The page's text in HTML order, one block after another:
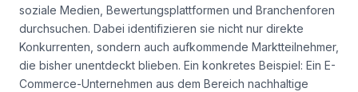
soziale Medien, Bewertungsplattformen und Branchenforen
durchsuchen. Dabei identifizieren sie nicht nur direkte
Konkurrenten, sondern auch aufkommende Marktteilnehmer,
die bisher unentdeckt blieben. Ein konkretes Beispiel: Ein E-
Commerce-Unternehmen aus dem Bereich nachhaltige